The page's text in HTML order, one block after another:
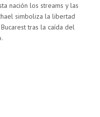
nación los streams y las
simboliza la libertad
tras la caída del